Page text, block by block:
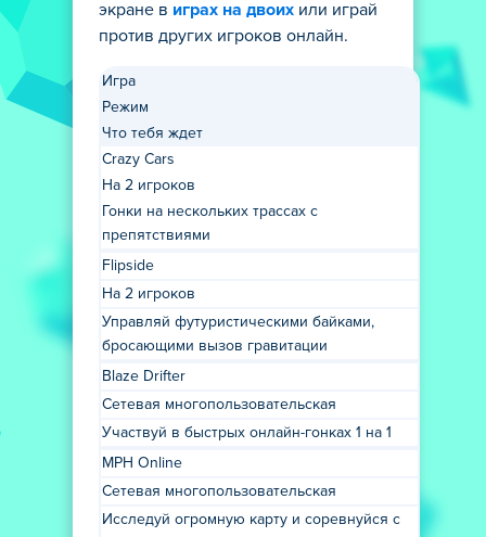
экране в играх на двоих или играй
против других игроков онлайн.
Игра
Режим
Что тебя ждет
Crazy Cars
На 2 игроков
Гонки на нескольких трассах с
препятствиями
Flipside
На 2 игроков
Управляй футуристическими байками,
бросающими вызов гравитации
Blaze Drifter
Сетевая многопользовательская
Участвуй в быстрых онлайн-гонках 1 на 1
MPH Online
Сетевая многопользовательская
Исследуй огромную карту и соревнуйся с